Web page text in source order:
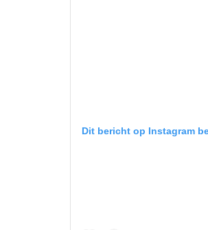
Dit bericht op Instagram